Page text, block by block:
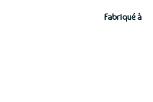
Fabriqué à